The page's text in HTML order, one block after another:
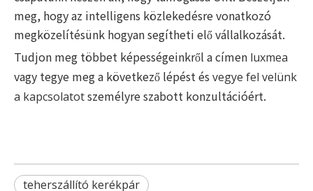
meg, hogy az intelligens közlekedésre vonatkozó
megközelítésünk hogyan segítheti elő vállalkozását.
Tudjon meg többet képességeinkről a címen luxmea
vagy tegye meg a következő lépést és vegye fel velünk
a kapcsolatotszemélyre szabott konzultációért.
teherszállító kerékpár